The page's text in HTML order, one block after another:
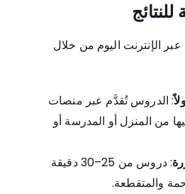
عبر الإنترنت اليوم من خلال
: الدروس تُقدَّم عبر منصات
من المنزل أو المدرسة أو
: دروس من 25–30 دقيقة
والمتقطعة.